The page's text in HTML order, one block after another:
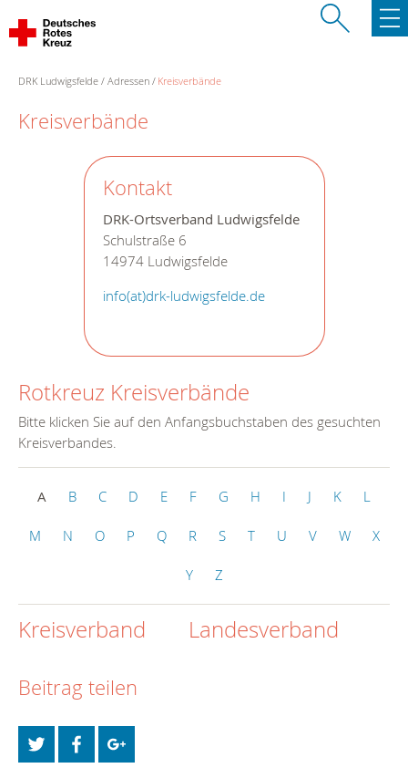
DRK Ludwigsfelde Adressen Kreisverbände
Kreisverbände
Kontakt
DRK-Ortsverband Ludwigsfelde
Schulstraße 6
14974 Ludwigsfelde
info(at)drk-ludwigsfelde.de
Rotkreuz Kreisverbände
Bitte klicken Sie auf den Anfangsbuchstaben des gesuchten
Kreisverbandes.
A B C D E F G H I J K L
M N O P Q R S T U V W X
Y Z
Kreisverband Landesverband
Beitrag teilen